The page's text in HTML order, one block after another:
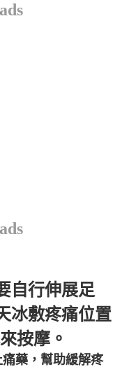
自行伸展足
冰敷疼痛位置
按摩。
藥，幫助緩解疼